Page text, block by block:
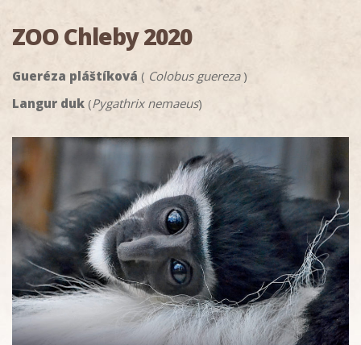
ZOO Chleby 2020
Gueréza pláštíková ( Colobus guereza)
Langur duk (Pygathrix nemaeus)